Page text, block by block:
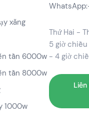
xăng
tần 6000w
tần 8000w
1000w
WhatsApp:
Thứ Hai -
5 giờ chiều
- 4 giờ
Liên